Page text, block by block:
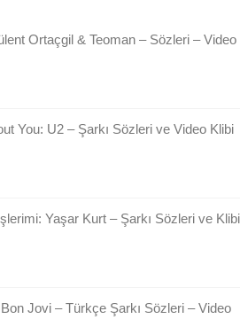
Ortaçgil & Teoman – Sözleri – Video
You: U2 – Şarkı Sözleri ve Video Klibi
Yaşar Kurt – Şarkı Sözleri ve Klibi
Jovi – Türkçe Şarkı Sözleri – Video